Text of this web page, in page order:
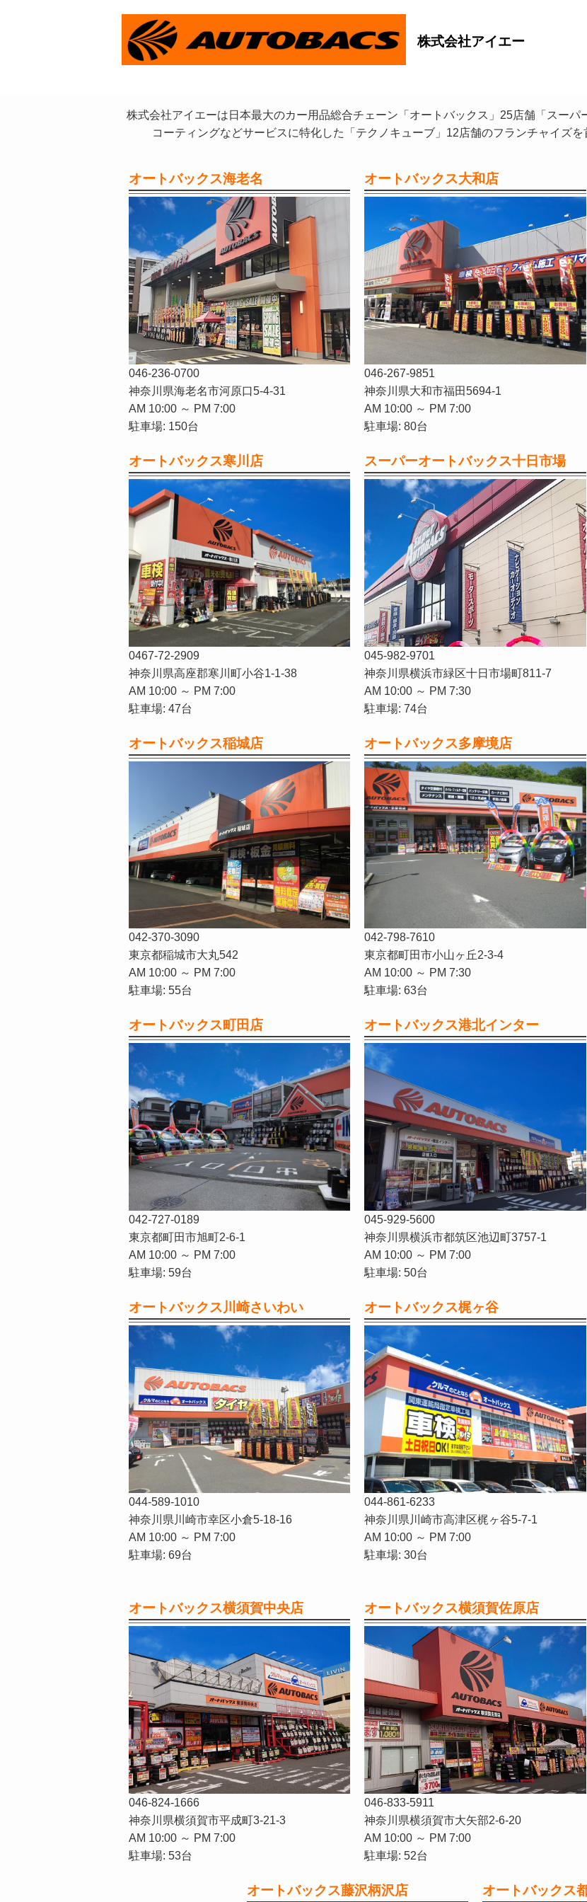
株式会社アイエー
株式会社アイエーは日本最大のカー用品総合チェーン「オートバックス」25店舗「スー
コーティングなどサービスに特化した「テクノキューブ」12店舗のフランチャイズを
オートバックス海老名
046-236-0700
神奈川県海老名市河原口5-4-31
AM 10:00 ～ PM 7:00
駐車場: 150台
オートバックス大和店
046-267-9851
神奈川県大和市福田5694-1
AM 10:00 ～ PM 7:00
駐車場: 80台
オートバックス寒川店
0467-72-2909
神奈川県高座郡寒川町小谷1-1-38
AM 10:00 ～ PM 7:00
駐車場: 47台
スーパーオートバックス十日市場
045-982-9701
神奈川県横浜市緑区十日市場町811-7
AM 10:00 ～ PM 7:30
駐車場: 74台
オートバックス稲城店
042-370-3090
東京都稲城市大丸542
AM 10:00 ～ PM 7:00
駐車場: 55台
オートバックス多摩境店
042-798-7610
東京都町田市小山ヶ丘2-3-4
AM 10:00 ～ PM 7:30
駐車場: 63台
オートバックス町田店
042-727-0189
東京都町田市旭町2-6-1
AM 10:00 ～ PM 7:00
駐車場: 59台
オートバックス港北インター
045-929-5600
神奈川県横浜市都筑区池辺町3757-1
AM 10:00 ～ PM 7:00
駐車場: 50台
オートバックス川崎さいわい
044-589-1010
神奈川県川崎市幸区小倉5-18-16
AM 10:00 ～ PM 7:00
駐車場: 69台
オートバックス梶ヶ谷
044-861-6233
神奈川県川崎市高津区梶ヶ谷5-7-1
AM 10:00 ～ PM 7:00
駐車場: 30台
オートバックス横須賀中央店
046-824-1666
神奈川県横須賀市平成町3-21-3
AM 10:00 ～ PM 7:00
駐車場: 53台
オートバックス横須賀佐原店
046-833-5911
神奈川県横須賀市大矢部2-6-20
AM 10:00 ～ PM 7:00
駐車場: 52台
オートバックス藤沢柄沢店 オートバックス